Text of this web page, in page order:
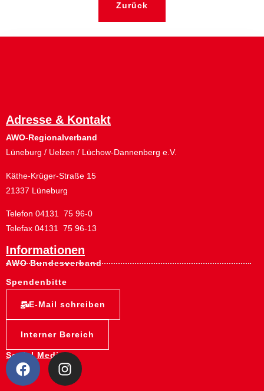
Zurück
Adresse & Kontakt
AWO-Regionalverband
Lüneburg / Uelzen / Lüchow-Dannenberg e.V.
Käthe-Krüger-Straße 15
21337 Lüneburg
Telefon 04131 75 96-0
Telefax 04131 75 96-13
Informationen
AWO Bundesverband
Spendenbitte
E-Mail schreiben
Interner Bereich
Social Media: